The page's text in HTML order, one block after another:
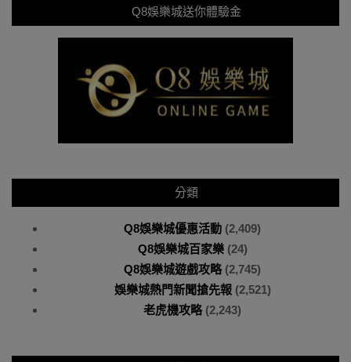
Q8娛樂城送你體驗金
分類
Q8娛樂城優惠活動 (2,409)
Q8娛樂城百家樂(24)
Q8娛樂城遊戲攻略(2,745)
娛樂城熱門新聞搶先報(2,521)
老虎機攻略(2,243)